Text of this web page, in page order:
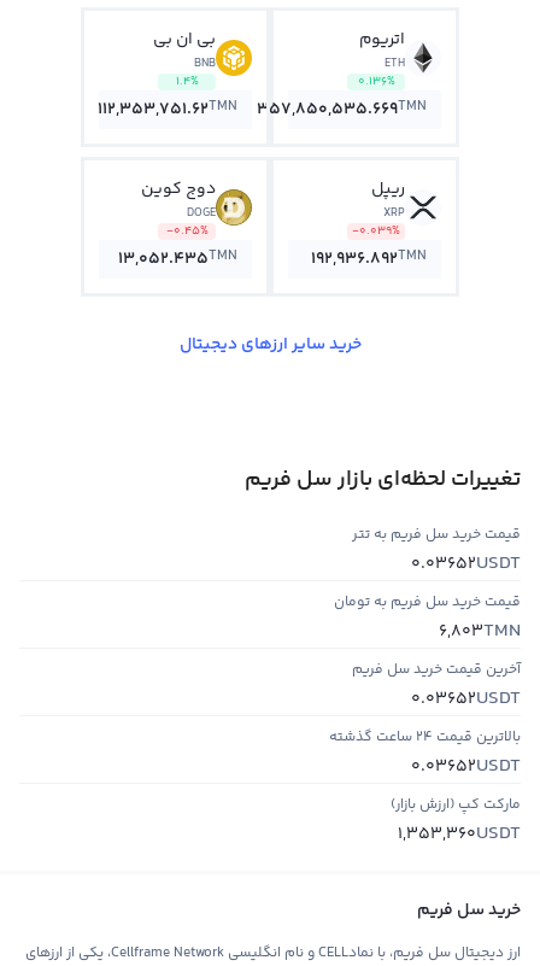
اتریوم
ETH
0.136%
357,850,535.669TMN
بی ان بی
BNB
1.4%
112,353,751.62TMN
ریپل
XRP
-0.039%
192,936.892TMN
دوج کوین
DOGE
-0.45%
13,052.435TMN
خرید سایر ارزهای دیجیتال
تغییرات لحظه‌ای بازار سل فریم
قیمت خرید سل فریم به تتر
USDT
0.03652
قیمت خرید سل فریم به تومان
TMN
6,803
آخرین قیمت خرید سل فریم
USDT
0.03652
بالاترین قیمت ۲۴ ساعت گذشته
USDT
0.03652
مارکت کپ (ارزش بازار)
USDT
1,353,360
خرید سل فریم
ارز دیجیتال سل فریم، با نمادCELL و نام انگلیسی Cellframe Network، یکی از ارزهای